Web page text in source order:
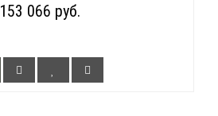
153 066 руб.